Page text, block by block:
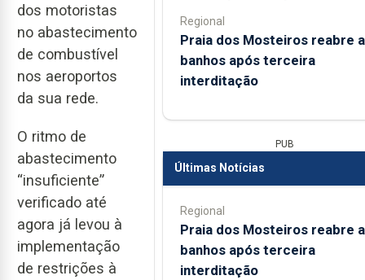
dos motoristas
no abastecimento
de combustível
nos aeroportos
da sua rede.
O ritmo de
abastecimento
“insuficiente”
verificado até
agora já levou à
implementação
de restrições à
Regional
Praia dos Mosteiros reabre a
banhos após terceira
interditação
PUB
Últimas Notícias
Regional
Praia dos Mosteiros reabre a
banhos após terceira
interditação